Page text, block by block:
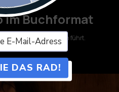
im Buchformat
wohin dich das Leben führt.
DAS RAD!